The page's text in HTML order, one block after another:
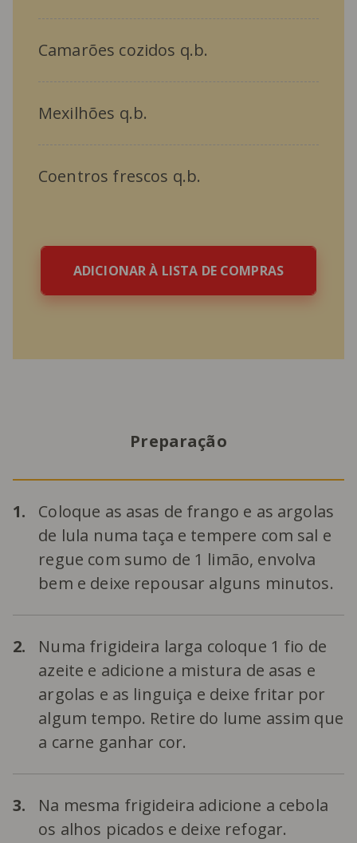
Camarões cozidos q.b.
Mexilhões q.b.
Coentros frescos q.b.
ADICIONAR À LISTA DE COMPRAS
Preparação
1.
Coloque as asas de frango e as argolas
de lula numa taça e tempere com sal e
regue com sumo de 1 limão, envolva
bem e deixe repousar alguns minutos.
2.
Numa frigideira larga coloque 1 fio de
azeite e adicione a mistura de asas e
argolas e as linguiça e deixe fritar por
algum tempo. Retire do lume assim que
a carne ganhar cor.
3.
Na mesma frigideira adicione a cebola
os alhos picados e deixe refogar.